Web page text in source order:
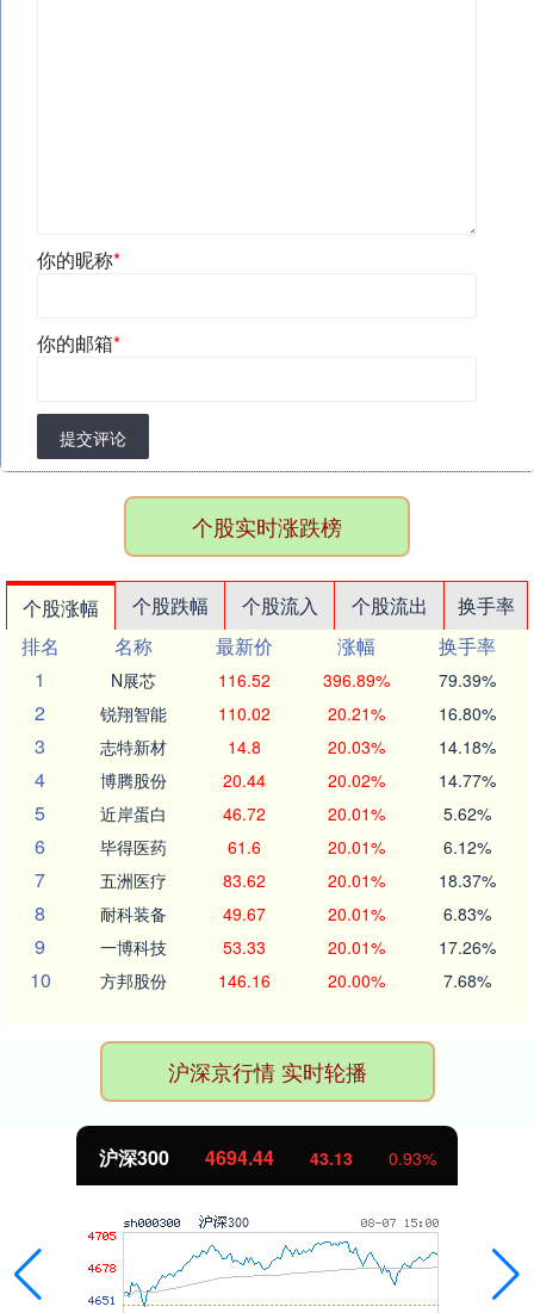
你的昵称*
你的邮箱*
提交评论
个股实时涨跌榜
个股涨幅 个股跌幅 个股流入 个股流出
换手率
排名
名称 最新价 涨幅
换手率
1
N展芯 116.52 396.89% 79.39%
2 锐翔智能 110.02 20.21% 16.80%
3 志特新材 14.8 20.03% 14.18%
4 博腾股份 20.44 20.02% 14.77%
5 近岸蛋白 46.72 20.01% 5.62%
6 毕得医药 61.6 20.01% 6.12%
7 五洲医疗 83.62 20.01% 18.37%
8 耐科装备 49.67 20.01% 6.83%
9 一博科技 53.33 20.01% 17.26%
10 方邦股份 146.16 20.00% 7.68%
沪深京行情 实时轮播
北证50 1134.24 11.37 1.01%